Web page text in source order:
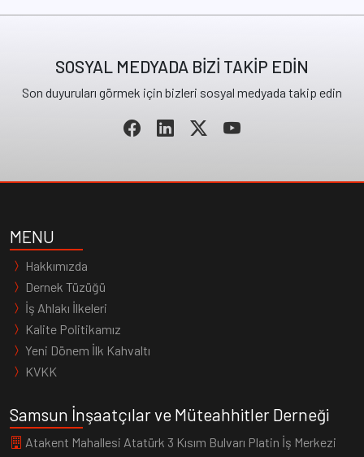
SOSYAL MEDYADA BİZİ TAKİP EDİN
Son duyuruları görmek için bizleri sosyal medyada takip edin
MENU
Hakkımızda
Dernek Tüzüğü
İş Ahlakı İlkeleri
Kalite Politikamız
Yeni Dönem İlk Kahvaltı
KVKK
Samsun İnşaatçılar ve Müteahhitler Derneği
Atakent Mahallesi Atatürk 3 Kısım Bulvarı Platin İş Merkezi